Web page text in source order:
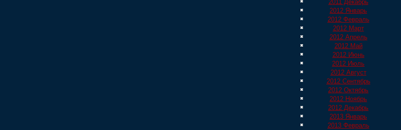
2011 Декабрь
2012 Январь
2012 Февраль
2012 Март
2012 Апрель
2012 Май
2012 Июнь
2012 Июль
2012 Август
2012 Сентябрь
2012 Октябрь
2012 Ноябрь
2012 Декабрь
2013 Январь
2013 Февраль